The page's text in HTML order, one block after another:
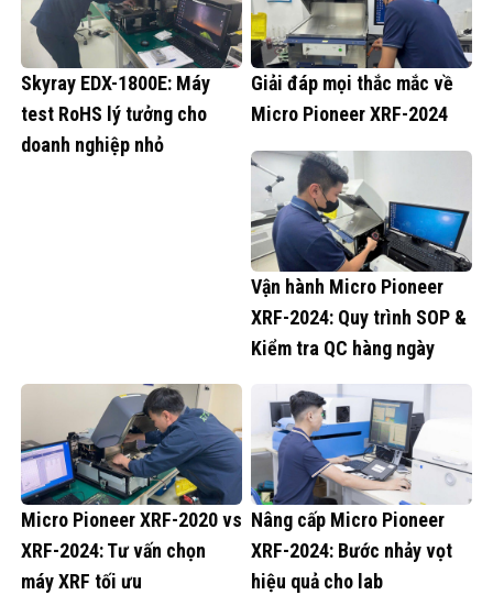
Skyray EDX-1800E: Máy
test RoHS lý tưởng cho
doanh nghiệp nhỏ
Giải đáp mọi thắc mắc về
Micro Pioneer XRF-2024
Vận hành Micro Pioneer
XRF-2024: Quy trình SOP &
Kiểm tra QC hàng ngày
Micro Pioneer XRF-2020 vs
XRF-2024: Tư vấn chọn
máy XRF tối ưu
Nâng cấp Micro Pioneer
XRF-2024: Bước nhảy vọt
hiệu quả cho lab